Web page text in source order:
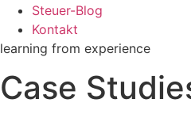
Steuer-Blog
Kontakt
learning from experience
Case